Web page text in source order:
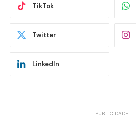
TikTok
Twitter
LinkedIn